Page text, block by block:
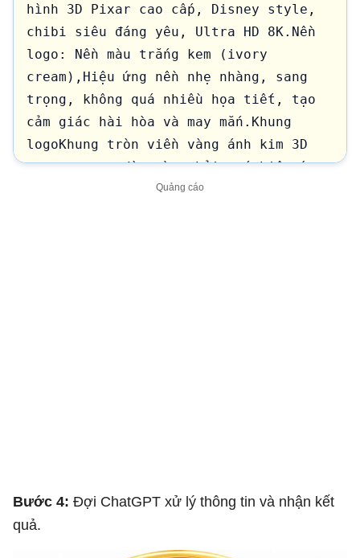
hình 3D Pixar cao cấp, Disney style,
chibi siêu đáng yêu, Ultra HD 8K.Nền
logo: Nền màu trắng kem (ivory
cream),Hiệu ứng nền nhẹ nhàng, sang
trọng, không quá nhiều họa tiết, tạo
cảm giác hài hòa và may mắn.Khung
logoKhung tròn viền vàng ánh kim 3D
sang trọng, dày vừa phải, có hiệu ứng
nổi bóng.Tiêu đềPhía trên là dòng chữ
dàngđứng sát nhaucân đốiPhía trước
là:5 em bé mầm nonĐồng phục:áo polo
đỏquần màu nâu bechân váy màu nâu
Bước 4: Đợi ChatGPT xử lý thông tin và nhận kết
quả.